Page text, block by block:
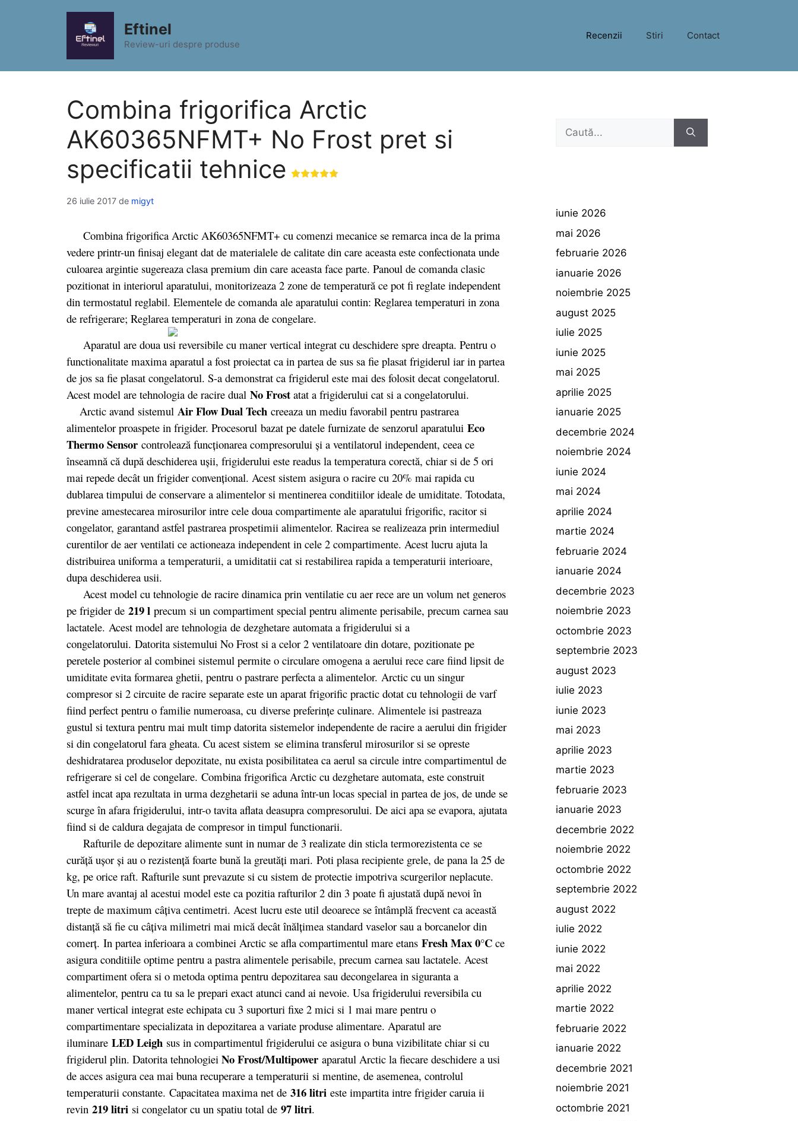
Eftinel
Review-uri despre produse
Recenzii Stiri Contact
Combina frigorifica Arctic
AK60365NFMT+ No Frost pret si
specificatii tehnice
26 iulie 2017 de migyt
Combina frigorifica Arctic AK60365NFMT+ cu comenzi mecanice se remarca inca de la prima
vedere printr-un finisaj elegant dat de materialele de calitate din care aceasta este confectionata unde
culoarea argintie sugereaza clasa premium din care aceasta face parte. Panoul de comanda clasic
pozitionat in interiorul aparatului, monitorizeaza 2 zone de temperatură ce pot fi reglate independent
din termostatul reglabil. Elementele de comanda ale aparatului contin: Reglarea temperaturi in zona
de refrigerare; Reglarea temperaturi in zona de congelare.
Aparatul are doua usi reversibile cu maner vertical integrat cu deschidere spre dreapta. Pentru o
functionalitate maxima aparatul a fost proiectat ca in partea de sus sa fie plasat frigiderul iar in partea
de jos sa fie plasat congelatorul. S-a demonstrat ca frigiderul este mai des folosit decat congelatorul.
Acest model are tehnologia de racire dual No Frost atat a frigiderului cat si a congelatorului.
Arctic avand sistemul Air Flow Dual Tech creeaza un mediu favorabil pentru pastrarea
alimentelor proaspete in frigider. Procesorul bazat pe datele furnizate de senzorul aparatului Eco
Thermo Sensor controlează funcționarea compresorului și a ventilatorul independent, ceea ce
înseamnă că după deschiderea ușii, frigiderului este readus la temperatura corectă, chiar si de 5 ori
mai repede decât un frigider convențional. Acest sistem asigura o racire cu 20% mai rapida cu
dublarea timpului de conservare a alimentelor si mentinerea conditiilor ideale de umiditate. Totodata,
previne amestecarea mirosurilor intre cele doua compartimente ale aparatului frigorific, racitor si
congelator, garantand astfel pastrarea prospetimii alimentelor. Racirea se realizeaza prin intermediul
curentilor de aer ventilati ce actioneaza independent in cele 2 compartimente. Acest lucru ajuta la
distribuirea uniforma a temperaturii, a umiditatii cat si restabilirea rapida a temperaturii interioare,
dupa deschiderea usii.
Acest model cu tehnologie de racire dinamica prin ventilatie cu aer rece are un volum net generos
pe frigider de 219 l precum si un compartiment special pentru alimente perisabile, precum carnea sau
lactatele. Acest model are tehnologia de dezghetare automata a frigiderului si a
congelatorului. Datorita sistemului No Frost si a celor 2 ventilatoare din dotare, pozitionate pe
peretele posterior al combinei sistemul permite o circulare omogena a aerului rece care fiind lipsit de
umiditate evita formarea ghetii, pentru o pastrare perfecta a alimentelor. Arctic cu un singur
compresor si 2 circuite de racire separate este un aparat frigorific practic dotat cu tehnologii de varf
fiind perfect pentru o familie numeroasa, cu diverse preferințe culinare. Alimentele isi pastreaza
gustul si textura pentru mai mult timp datorita sistemelor independente de racire a aerului din frigider
si din congelatorul fara gheata. Cu acest sistem se elimina transferul mirosurilor si se opreste
deshidratarea produselor depozitate, nu exista posibilitatea ca aerul sa circule intre compartimentul de
refrigerare si cel de congelare. Combina frigorifica Arctic cu dezghetare automata, este construit
astfel incat apa rezultata in urma dezghetarii se aduna într-un locas special in partea de jos, de unde se
scurge în afara frigiderului, intr-o tavita aflata deasupra compresorului. De aici apa se evapora, ajutata
fiind si de caldura degajata de compresor in timpul functionarii.
Rafturile de depozitare alimente sunt in numar de 3 realizate din sticla termorezistenta ce se
curăță ușor și au o rezistență foarte bună la greutăți mari. Poti plasa recipiente grele, de pana la 25 de
kg, pe orice raft. Rafturile sunt prevazute si cu sistem de protectie impotriva scurgerilor neplacute.
Un mare avantaj al acestui model este ca pozitia rafturilor 2 din 3 poate fi ajustată după nevoi în
trepte de maximum câţiva centimetri. Acest lucru este util deoarece se întâmplă frecvent ca această
distanţă să fie cu câţiva milimetri mai mică decât înălţimea standard vaselor sau a borcanelor din
comerţ. In partea inferioara a combinei Arctic se afla compartimentul mare etans Fresh Max 0°C ce
asigura conditiile optime pentru a pastra alimentele perisabile, precum carnea sau lactatele. Acest
compartiment ofera si o metoda optima pentru depozitarea sau decongelarea in siguranta a
alimentelor, pentru ca tu sa le prepari exact atunci cand ai nevoie. Usa frigiderului reversibila cu
maner vertical integrat este echipata cu 3 suporturi fixe 2 mici si 1 mai mare pentru o
compartimentare specializata in depozitarea a variate produse alimentare. Aparatul are
iluminare LED Leigh sus in compartimentul frigiderului ce asigura o buna vizibilitate chiar si cu
frigiderul plin. Datorita tehnologiei No Frost/Multipower aparatul Arctic la fiecare deschidere a usi
de acces asigura cea mai buna recuperare a temperaturii si mentine, de asemenea, controlul
temperaturii constante. Capacitatea maxima net de 316 litri este impartita intre frigider caruia ii
revin 219 litri si congelator cu un spatiu total de 97 litri.
Caută
iunie 2026
mai 2026
februarie 2026
ianuarie 2026
noiembrie 2025
august 2025
iulie 2025
iunie 2025
mai 2025
aprilie 2025
ianuarie 2025
decembrie 2024
noiembrie 2024
iunie 2024
mai 2024
aprilie 2024
martie 2024
februarie 2024
ianuarie 2024
decembrie 2023
noiembrie 2023
octombrie 2023
septembrie 2023
august 2023
iulie 2023
iunie 2023
mai 2023
aprilie 2023
martie 2023
februarie 2023
ianuarie 2023
decembrie 2022
noiembrie 2022
octombrie 2022
septembrie 2022
august 2022
iulie 2022
iunie 2022
mai 2022
aprilie 2022
martie 2022
februarie 2022
ianuarie 2022
decembrie 2021
noiembrie 2021
octombrie 2021